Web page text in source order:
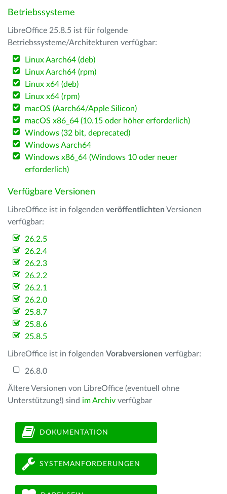
Betriebssysteme
LibreOffice 25.8.5 ist für folgende
Betriebssysteme/Architekturen verfügbar:
Linux Aarch64 (deb)
Linux Aarch64 (rpm)
Linux x64 (deb)
Linux x64 (rpm)
macOS (Aarch64/Apple Silicon)
macOS x86_64 (10.15 oder höher erforderlich)
Windows (32 bit, deprecated)
Windows Aarch64
Windows x86_64 (Windows 10 oder neuer
erforderlich)
Verfügbare Versionen
LibreOffice ist in folgenden veröffentlichten Versionen
verfügbar:
26.2.5
26.2.4
26.2.3
26.2.2
26.2.1
26.2.0
25.8.7
25.8.6
25.8.5
LibreOffice ist in folgenden Vorabversionen verfügbar:
26.8.0
Ältere Versionen von LibreOffice (eventuell ohne
Unterstützung!) sind im Archiv verfügbar
DOKUMENTATION
SYSTEMANFORDERUNGEN